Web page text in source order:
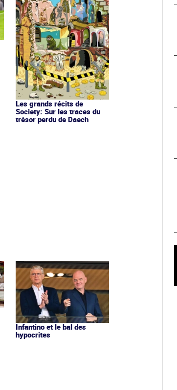
Les grands récits de
Society: Sur les traces du
trésor perdu de Daech
Infantino et le bal des
hypocrites